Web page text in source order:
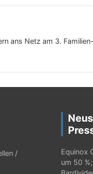
ans Netz am 3.
/
Equinox
um 50